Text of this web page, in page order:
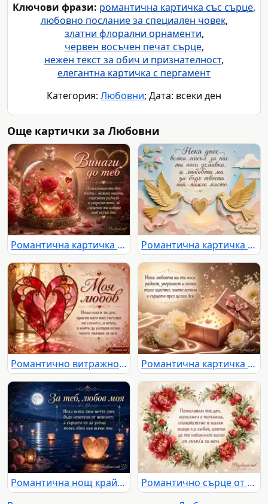
Ключови фрази: романтична картичка със сърце,
любовно послание за специален човек,
златни флорални орнаменти,
червен восъчен печат сърце,
нежен текст за обич и признателност,
елегантна картичка с пергамент
Категория: Любовни; Дата: всеки ден
Още картички за Любовни
Романтична картичка „Винаги до теб“ с рози, сърца и нежно любовно послание Романтична картичка с две златни птици, сърце и нежен любовен надпис
Романтично витражно сърце с надпис „Моя любов“ и нежно любовно послание Романтична картичка с блестящ подарък, сърца, цветя и нежно послание за любов
Романтична нощ край езеро с луна, рози, светещи сърца и любовно послание
Романтично сърце от червени божури с нежно послание за топлина и любов